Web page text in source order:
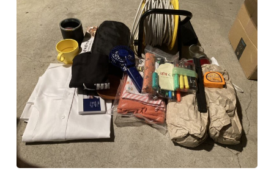
活動報告
会社概要
LINEで質問 お問い合わせ